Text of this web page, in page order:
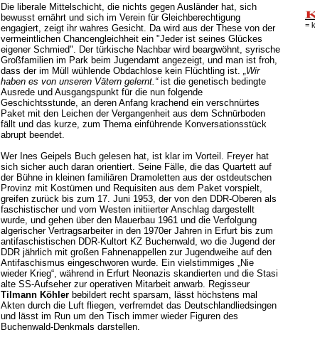
Die liberale Mittelschicht, die nichts gegen Ausländer hat, sich
bewusst ernährt und sich im Verein für Gleichberechtigung
engagiert, zeigt ihr wahres Gesicht. Da wird aus der These von der
vermeintlichen Chancengleichheit ein "Jeder ist seines Glückes
eigener Schmied". Der türkische Nachbar wird beargwöhnt, syrische
Großfamilien im Park beim Jugendamt angezeigt, und man ist froh,
dass der im Müll wühlende Obdachlose kein Flüchtling ist. „Wir
haben es von unseren Vätern gelernt.“ist die genetisch bedingte
Ausrede und Ausgangspunkt für die nun folgende
Geschichtsstunde, an deren Anfang krachend ein verschnürtes
Paket mit den Leichen der Vergangenheit aus dem Schnürboden
fällt und das kurze, zum Thema einführende Konversationsstück
abrupt beendet.
Wer Ines Geipels Buch gelesen hat, ist klar im Vorteil. Freyer hat
sich sicher auch daran orientiert. Seine Fälle, die das Quartett auf
der Bühne in kleinen familiären Dramoletten aus der ostdeutschen
Provinz mit Kostümen und Requisiten aus dem Paket vorspielt,
greifen zurück bis zum 17. Juni 1953, der von den DDR-Oberen als
faschistischer und vom Westen initiierter Anschlag dargestellt
wurde, und gehen über den Mauerbau 1961 und die Verfolgung
algerischer Vertragsarbeiter in den 1970er Jahren in Erfurt bis zum
antifaschistischen DDR-Kultort KZ Buchenwald, wo die Jugend der
DDR jährlich mit großen Fahnenappellen zur Jugendweihe auf den
Antifaschismus eingeschworen wurde. Ein vielstimmiges „Nie
wieder Krieg“, während in Erfurt Neonazis skandierten und die Stasi
alte SS-Aufseher zur operativen Mitarbeit anwarb. Regisseur
Tilmann Köhlerbebildert recht sparsam, lässt höchstens mal
Akten durch die Luft fliegen, verfremdet das Deutschlandliedsingen
und lässt im Run um den Tisch immer wieder Figuren des
Buchenwald-Denkmals darstellen.
=